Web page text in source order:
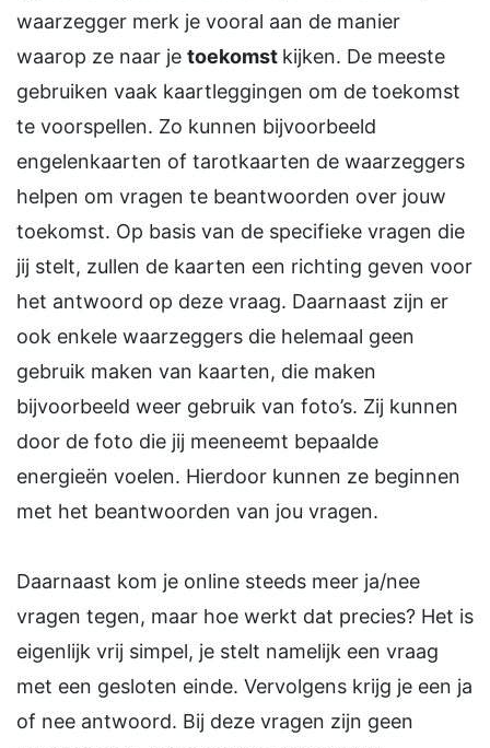
waarzegger merk je vooral aan de manier
waarop ze naar je toekomst kijken. De meeste
gebruiken vaak kaartleggingen om de toekomst
te voorspellen. Zo kunnen bijvoorbeeld
engelenkaarten of tarotkaarten de waarzeggers
helpen om vragen te beantwoorden over jouw
toekomst. Op basis van de specifieke vragen die
jij stelt, zullen de kaarten een richting geven voor
het antwoord op deze vraag. Daarnaast zijn er
ook enkele waarzeggers die helemaal geen
gebruik maken van kaarten, die maken
bijvoorbeeld weer gebruik van foto’s. Zij kunnen
door de foto die jij meeneemt bepaalde
energieën voelen. Hierdoor kunnen ze beginnen
met het beantwoorden van jou vragen.
Daarnaast kom je online steeds meer ja/nee
vragen tegen, maar hoe werkt dat precies? Het is
eigenlijk vrij simpel, je stelt namelijk een vraag
met een gesloten einde. Vervolgens krijg je een ja
of nee antwoord. Bij deze vragen zijn geen